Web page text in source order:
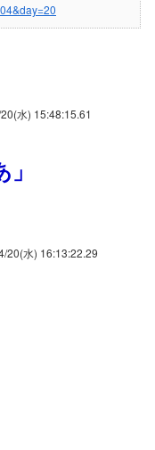
水) 15:48:15.61
20(水) 16:13:22.29